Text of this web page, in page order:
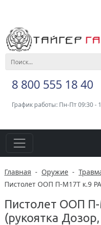
8 800 555 18 40
График работы: Пн-Пт 09:30 -
Главная - Оружие -
Пистолет ООП П-М17Т к.9
Пистолет ООП
(рукоятка